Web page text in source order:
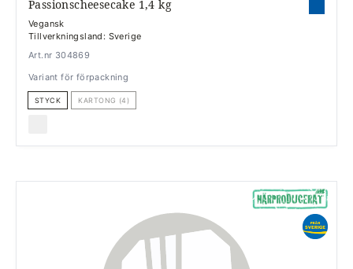
Passionscheesecake 1,4 kg
Vegansk
Tillverkningsland: Sverige
Art.nr 304869
Variant för förpackning
STYCK KARTONG (4)